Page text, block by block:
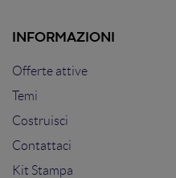
INFORMAZIONI
Offerte attive
Temi
Costruisci
Contattaci
Kit Stampa